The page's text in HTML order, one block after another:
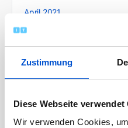
Zustimmung
Diese Webseite verwendet
Wir verwenden Cookies,
April 2021
März 2021
Februar 2021
Januar 2021
November 2020
Oktober 2020